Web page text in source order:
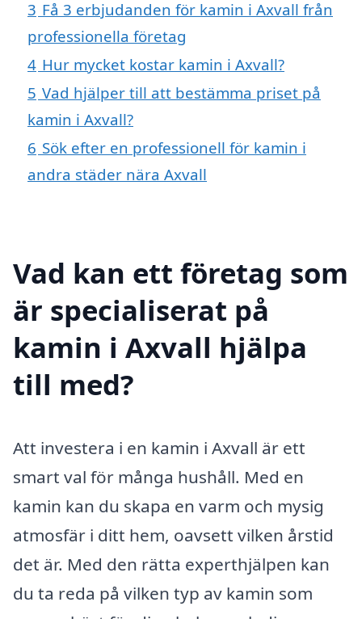
3 Få 3 erbjudanden för kamin i Axvall från
professionella företag
4 Hur mycket kostar kamin i Axvall?
5 Vad hjälper till att bestämma priset på
kamin i Axvall?
6 Sök efter en professionell för kamin i
andra städer nära Axvall
Vad kan ett företag som
är specialiserat på
kamin i Axvall hjälpa
till med?
Att investera i en kamin i Axvall är ett
smart val för många hushåll. Med en
kamin kan du skapa en varm och mysig
atmosfär i ditt hem, oavsett vilken årstid
det är. Med den rätta experthjälpen kan
du ta reda på vilken typ av kamin som